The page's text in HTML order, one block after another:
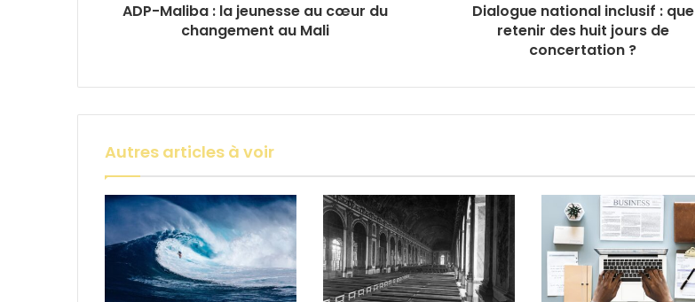
ADP-Maliba : la jeunesse au cœur du
changement au Mali
Dialogue national inclusif : que
retenir des huit jours de
concertation ?
Autres articles à voir